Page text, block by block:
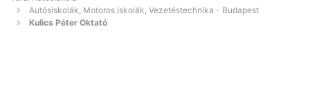
Autósiskolák, Motoros Iskolák, Vezetéstechnika - Budapest
Kulics Péter Oktató